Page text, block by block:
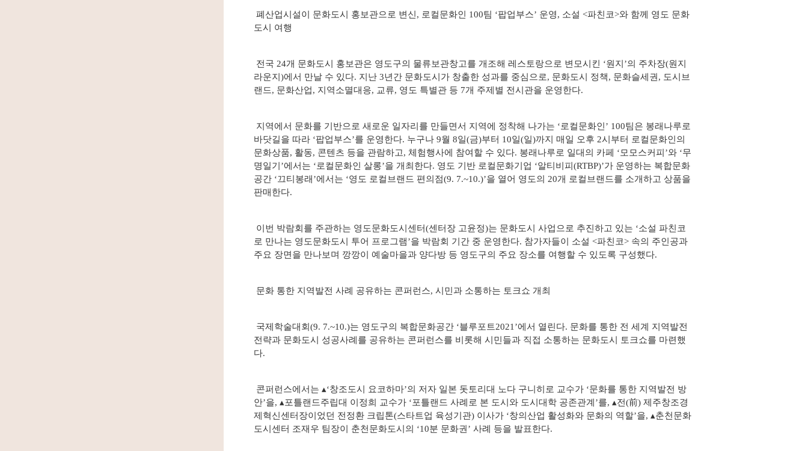
폐산업시설이 문화도시 홍보관으로 변신, 로컬문화인 100팀 ‘팝업부스’ 운영, 소설 <파친코>와 함께 영도 문화
도시 여행
전국 24개 문화도시 홍보관은 영도구의 물류보관창고를 개조해 레스토랑으로 변모시킨 ‘원지’의 주차장(원지
라운지)에서 만날 수 있다. 지난 3년간 문화도시가 창출한 성과를 중심으로, 문화도시 정책, 문화슬세권, 도시브
랜드, 문화산업, 지역소멸대응, 교류, 영도 특별관 등 7개 주제별 전시관을 운영한다.
지역에서 문화를 기반으로 새로운 일자리를 만들면서 지역에 정착해 나가는 ‘로컬문화인’ 100팀은 봉래나루로
바닷길을 따라 ‘팝업부스’를 운영한다. 누구나 9월 8일(금)부터 10일(일)까지 매일 오후 2시부터 로컬문화인의
문화상품, 활동, 콘텐츠 등을 관람하고, 체험행사에 참여할 수 있다. 봉래나루로 일대의 카페 ‘모모스커피’와 ‘무
명일기’에서는 ‘로컬문화인 살롱’을 개최한다. 영도 기반 로컬문화기업 ‘알티비피(RTBP)’가 운영하는 복합문화
공간 ‘끄티봉래’에서는 ‘영도 로컬브랜드 편의점(9. 7.~10.)’을 열어 영도의 20개 로컬브랜드를 소개하고 상품을
판매한다.
이번 박람회를 주관하는 영도문화도시센터(센터장 고윤정)는 문화도시 사업으로 추진하고 있는 ‘소설 파친코
로 만나는 영도문화도시 투어 프로그램’을 박람회 기간 중 운영한다. 참가자들이 소설 <파친코> 속의 주인공과
주요 장면을 만나보며 깡깡이 예술마을과 양다방 등 영도구의 주요 장소를 여행할 수 있도록 구성했다.
문화 통한 지역발전 사례 공유하는 콘퍼런스, 시민과 소통하는 토크쇼 개최
국제학술대회(9. 7.~10.)는 영도구의 복합문화공간 ‘블루포트2021’에서 열린다. 문화를 통한 전 세계 지역발전
전략과 문화도시 성공사례를 공유하는 콘퍼런스를 비롯해 시민들과 직접 소통하는 문화도시 토크쇼를 마련했
다.
콘퍼런스에서는 ▴‘창조도시 요코하마’의 저자 일본 돗토리대 노다 구니히로 교수가 ‘문화를 통한 지역발전 방
안’을, ▴포틀랜드주립대 이정희 교수가 ‘포틀랜드 사례로 본 도시와 도시대학 공존관계’를, ▴전(前) 제주창조경
제혁신센터장이었던 전정환 크립톤(스타트업 육성기관) 이사가 ‘창의산업 활성화와 문화의 역할’을, ▴춘천문화
도시센터 조재우 팀장이 춘천문화도시의 ‘10분 문화권’ 사례 등을 발표한다.